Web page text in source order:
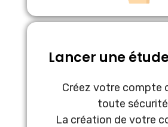
Lancer une étude
Créez votre compte
toute
La création de votre